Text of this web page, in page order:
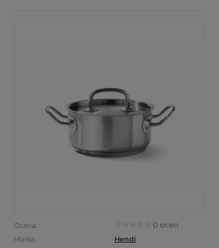
Ocena: 0 ocen
Marka:
Hendi